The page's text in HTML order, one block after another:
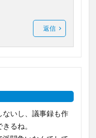
返信
ないし、議事録も作
るね。